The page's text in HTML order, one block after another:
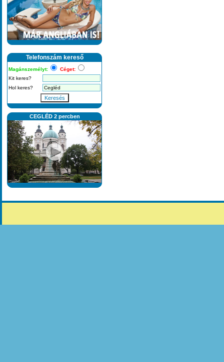
Telefonszám kereső
Magánszemélyt:
Céget:
Kit keres?
Hol keres?
Keresés
CEGLÉD 2 percben